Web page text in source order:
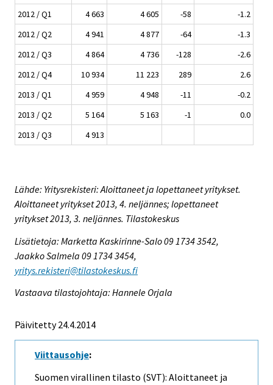
2012 / Q1 4 663 4 605 -58
-1.2
2012 / Q2
4 941 4 877 -64
-1.3
2012 / Q3
4 864 4 736 -128
-2.6
2012 / Q4
10 934 11 223 289
2.6
2013 / Q1
4 959 4 948 -11
-0.2
2013 / Q2
5 164 5 163 -1
0.0
2013 / Q3
4 913
Lähde: Yritysrekisteri: Aloittaneet ja lopettaneet yritykset.
Aloittaneet yritykset 2013, 4. neljännes; lopettaneet
yritykset 2013, 3. neljännes. Tilastokeskus
Lisätietoja: Marketta Kaskirinne-Salo 09 1734 3542,
Jaakko Salmela 09 1734 3454,
yritys.rekisteri@tilastokeskus.fi
Vastaava tilastojohtaja: Hannele Orjala
Päivitetty 24.4.2014
Viittausohje:
Suomen virallinen tilasto (SVT): Aloittaneet ja